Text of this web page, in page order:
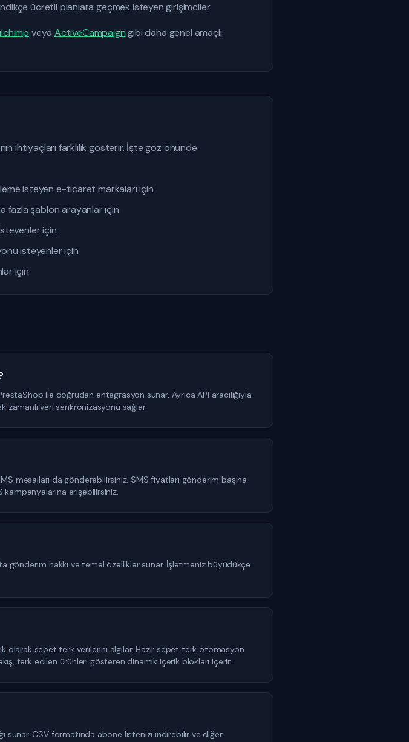
ücretli planlara geçmek isteyen girişimciler
veya ActiveCampaigngibi daha genel amaçlı
ihtiyaçları farklılık gösterir. İşte göz önünde
isteyen e-ticaret markaları için
fazla şablon arayanlar için
için
isteyenler için
için
ile doğrudan entegrasyon sunar. Ayrıca API aracılığıyla
veri senkronizasyonu sağlar.
mesajları da gönderebilirsiniz. SMS fiyatları gönderim başına
erişebilirsiniz.
gönderim hakkı ve temel özellikler sunar. İşletmeniz büyüdükçe
sepet terk verilerini algılar. Hazır sepet terk otomasyon
terk edilen ürünleri gösteren dinamik içerik blokları içerir.
sunar. CSV formatında abone listenizi indirebilir ve diğer